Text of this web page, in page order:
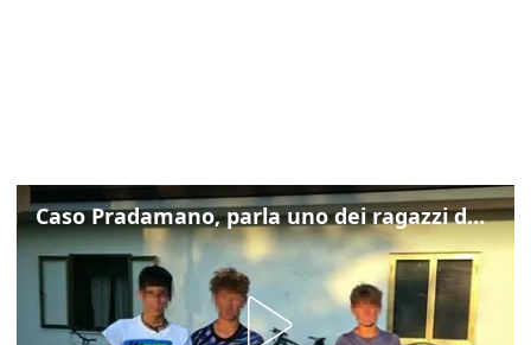
Caso Pradamano, parla uno dei ragazzi denunciati per la limonata: "Volevo anche aiutare i miei"